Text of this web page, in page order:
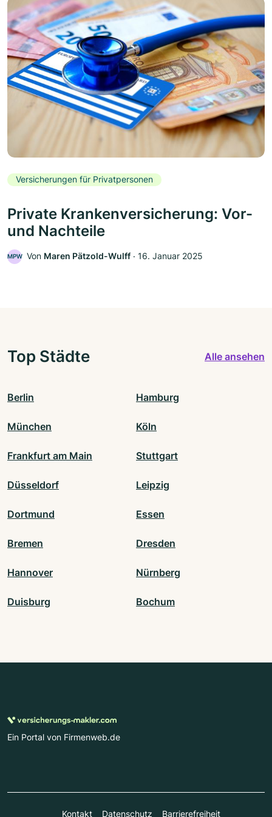
Versicherungen für Privatpersonen
Private Krankenversicherung: Vor-
und Nachteile
MPW Von Maren Pätzold-Wulff ‧ 16. Januar 2025
Top Städte Alle ansehen
Berlin Hamburg
München Köln
Frankfurt am Main Stuttgart
Düsseldorf Leipzig
Dortmund Essen
Bremen Dresden
Hannover Nürnberg
Duisburg Bochum
Ein Portal von Firmenweb.de
Kontakt Datenschutz Barrierefreiheit